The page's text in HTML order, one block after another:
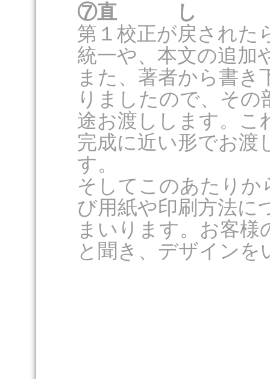
⑦直 し
第１校正が戻された
統一や、本文の追加
また、著者から書き
りましたので、そ
途お渡しします。こ
完成に近い形でお渡
す。
そしてこのあたり
び用紙や印刷方法に
まいります。お客
と聞き、デザインを